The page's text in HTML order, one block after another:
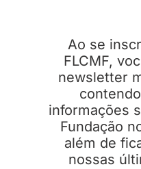
Ao se
FLCMF,
newsletter
informações
Fundação
além de
nossas